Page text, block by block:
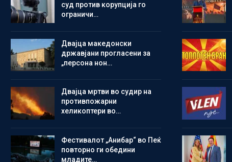
суд против корупција го
ограничи…
Двајца македонски
државјани прогласени за
„персона нон…
Двајца мртви во судир на
противпожарни
хеликоптери во…
Фестивалот „Анибар“ во Пеќ
повторно ги обедини
младите…